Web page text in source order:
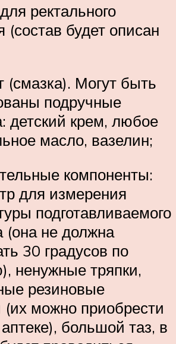
ректального
(состав будет описан
(смазка). Могут быть
подручные
детский крем, любое
масло, вазелин;
компоненты:
для измерения
подготавливаемого
(она не должна
30 градусов по
ненужные тряпки,
резиновые
(их можно приобрести
большой таз, в